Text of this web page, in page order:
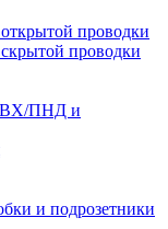
проводки
проводки
ПНД и
и подрозетники